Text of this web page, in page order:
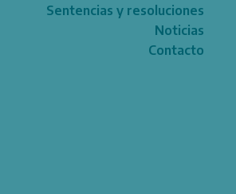
Sentencias y resoluciones
Noticias
Contacto